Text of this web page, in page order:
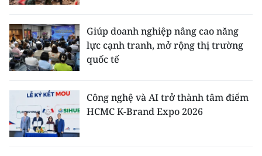
Giúp doanh nghiệp nâng cao năng
lực cạnh tranh, mở rộng thị trường
quốc tế
Công nghệ và AI trở thành tâm điểm
HCMC K-Brand Expo 2026